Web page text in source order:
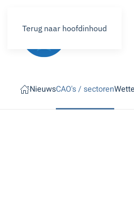
Terug naar hoofdinhoud
NieuwsCAO's / sectoren